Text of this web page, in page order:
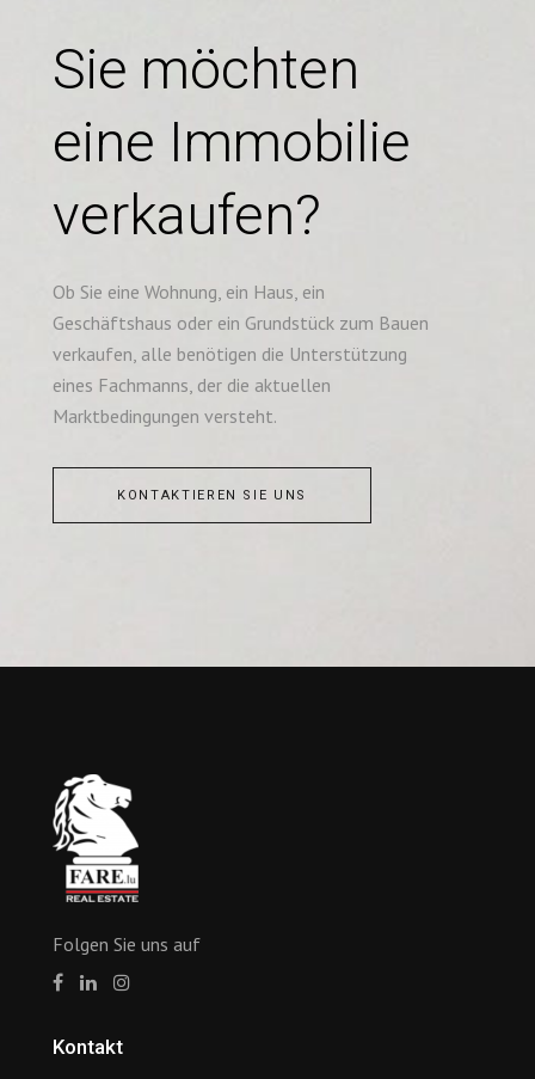
Sie möchten
eine Immobilie
verkaufen?
Ob Sie eine Wohnung, ein Haus, ein
Geschäftshaus oder ein Grundstück zum Bauen
verkaufen, alle benötigen die Unterstützung
eines Fachmanns, der die aktuellen
Marktbedingungen versteht.
KONTAKTIEREN SIE UNS
Folgen Sie uns auf
Kontakt